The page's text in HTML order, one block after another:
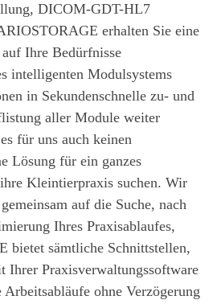
DICOM-GDT-HL7
erhalten Sie eine
Ihre Bedürfnisse
intelligenten Modulsystems
in Sekundenschnelle zu- und
aller Module weiter
für uns auch keinen
Lösung für ein ganzes
Kleintierpraxis suchen. Wir
auf die Suche, nach
Ihres Praxisablaufes,
bietet sämtliche Schnittstellen,
Ihrer Praxisverwaltungssoftware
ohne Verzögerung